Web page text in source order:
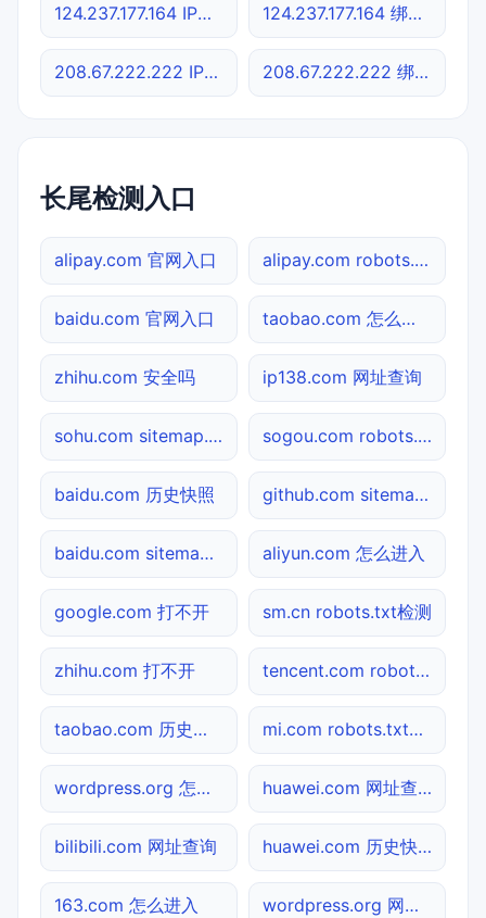
124.237.177.164 IP反查 124.237.177.164 绑定域名
208.67.222.222 IP反查 208.67.222.222 绑定域名
长尾检测入口
alipay.com 官网入口 alipay.com robots.txt检测
baidu.com 官网入口 taobao.com 怎么进入
zhihu.com 安全吗 ip138.com 网址查询
sohu.com sitemap.xml检测 sogou.com robots.txt检测
baidu.com 历史快照 github.com sitemap.xml检测
baidu.com sitemap.xml检测 aliyun.com 怎么进入
google.com 打不开 sm.cn robots.txt检测
zhihu.com 打不开 tencent.com robots.txt检测
taobao.com 历史快照 mi.com robots.txt检测
wordpress.org 怎么进入 huawei.com 网址查询
bilibili.com 网址查询 huawei.com 历史快照
163.com 怎么进入 wordpress.org 网址查询